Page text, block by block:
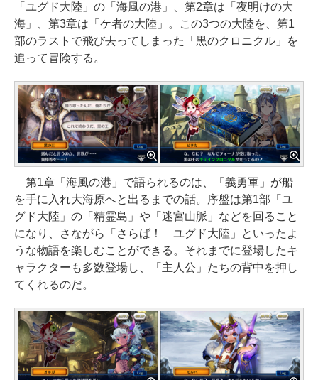
「ユグド大陸」の「海風の港」、第2章は「夜明けの大
海」、第3章は「ケ者の大陸」。この3つの大陸を、第1
部のラストで飛び去ってしまった「黒のクロニクル」を
追って冒険する。
第1章「海風の港」で語られるのは、「義勇軍」が船
を手に入れ大海原へと出るまでの話。序盤は第1部「ユ
グド大陸」の「精霊島」や「迷宮山脈」などを回ること
になり、さながら「さらば！ ユグド大陸」といったよ
うな物語を楽しむことができる。それまでに登場したキ
ャラクターも多数登場し、「主人公」たちの背中を押し
てくれるのだ。